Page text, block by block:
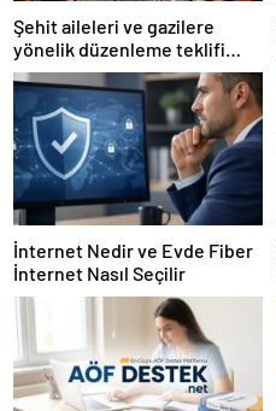
Şehit aileleri ve gazilere
yönelik düzenleme teklifi
Meclis’te kabul edildi
İnternet Nedir ve Evde Fiber
İnternet Nasıl Seçilir